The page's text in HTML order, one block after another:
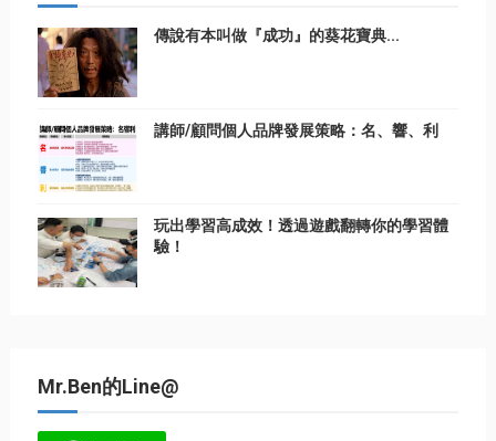
傳說有本叫做『成功』的葵花寶典...
講師/顧問個人品牌發展策略：名、響、利
玩出學習高成效！透過遊戲翻轉你的學習體
驗！
Mr.Ben的Line@